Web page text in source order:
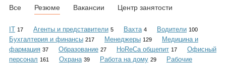
Объявления
Все Резюме Вакансии Центр занятости
IT 17 Агенты и представители 5 Вахта 4 Водители 100
Бухгалтерия и финансы 217 Менеджеры 129
Медицина и
фармация 37 Образование 27 HoReCa общепит 17
Офисный
персонал 161 Охрана 39 Работа на дому 29
Рабочие